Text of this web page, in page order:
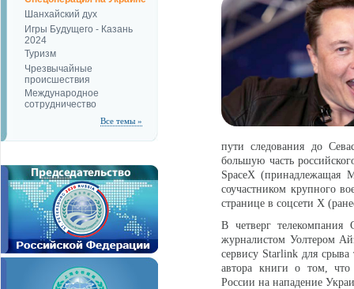
Шанхайский дух
Игры Будущего - Казань
2024
Туризм
Чрезвычайные
происшествия
Международное
сотрудничество
Все темы »
пути следования до
большую часть
SpaceX
соучастником крупного
странице в соцсети X
В четверг
журналистом Уолтером
сервису Starlink для
автора книги о том, что
России на нападение